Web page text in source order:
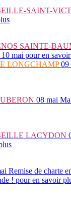
SAINT-
SAINTE-
mai pour en
LONGCHAMP 09
08 mai
LACYDON
Remise de charte
! pour en savoir